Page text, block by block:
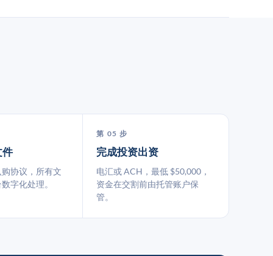
件
协议，所有文
字化处理。
第 05 步
完成投资出资
电汇或 ACH，最低 $50,000，
资金在交割前由托管账户保
管。